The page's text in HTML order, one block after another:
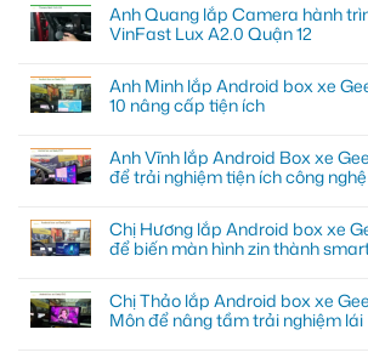
Anh Quang lắp Camera hành
VinFast Lux A2.0 Quận 12
Anh Minh lắp Android box xe
10 nâng cấp tiện ích
Anh Vĩnh lắp Android Box xe
để trải nghiệm tiện ích công nghệ
Chị Hương lắp Android box xe
để biến màn hình zin thành
Chị Thảo lắp Android box xe
Môn để nâng tầm trải nghiệm lái